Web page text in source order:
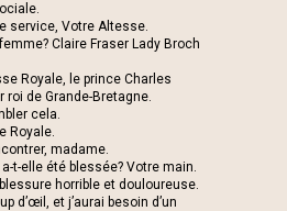
service, Votre Altesse.
Claire Fraser Lady Broch
Royale, le prince Charles
roi de Grande-Bretagne.
cela.
Royale.
madame.
t-elle été blessée? Votre main.
horrible et douloureuse.
d’œil, et j’aurai besoin d’un